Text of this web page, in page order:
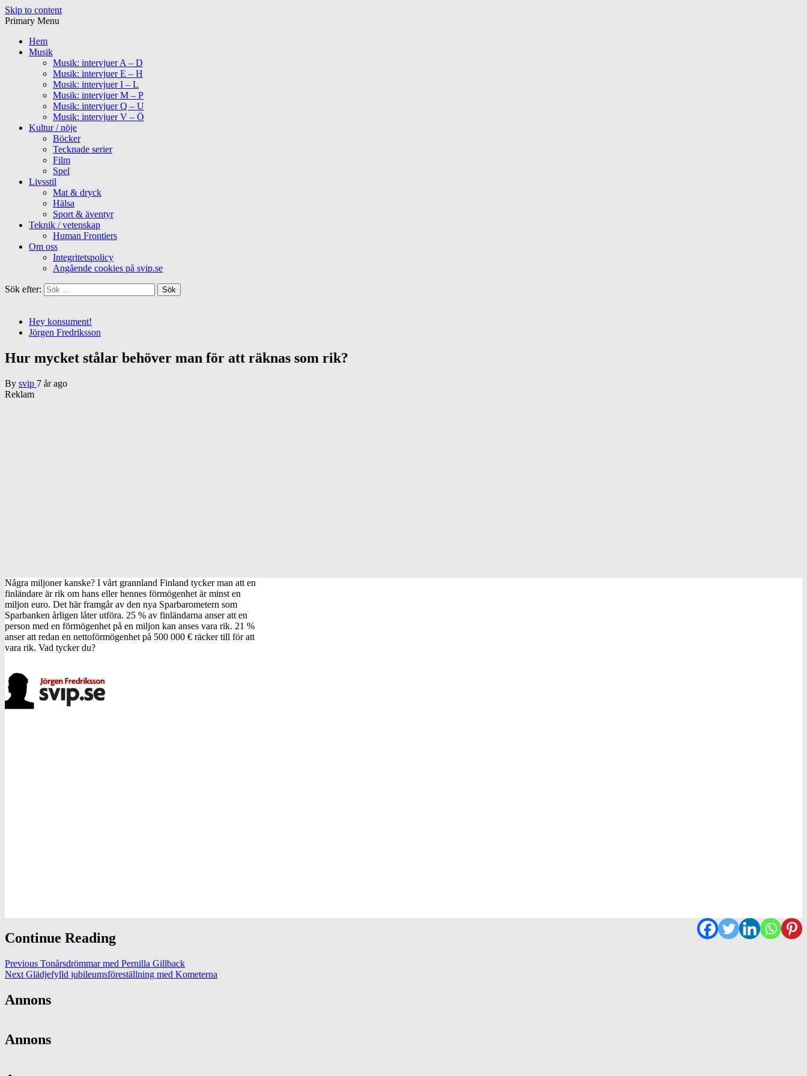
Skip to content
Primary Menu
Hem
Musik
Musik: intervjuer A – D
Musik: intervjuer E – H
Musik: intervjuer I – L
Musik: intervjuer M – P
Musik: intervjuer Q – U
Musik: intervjuer V – Ö
Kultur / nöje
Böcker
Tecknade serier
Film
Spel
Livsstil
Mat & dryck
Hälsa
Sport & äventyr
Teknik / vetenskap
Human Frontiers
Om oss
Integritetspolicy
Angående cookies på svip.se
Sök efter:
Hey konsument!
Jörgen Fredriksson
Hur mycket stålar behöver man för att räknas som rik?
By svip 7 år ago
Reklam
Några miljoner kanske? I vårt grannland Finland tycker man att en
finländare är rik om hans eller hennes förmögenhet är minst en
miljon euro. Det här framgår av den nya Sparbarometern som
Sparbanken årligen låter utföra. 25 % av finländarna anser att en
person med en förmögenhet på en miljon kan anses vara rik. 21 %
anser att redan en nettoförmögenhet på 500 000 € räcker till för att
vara rik. Vad tycker du?
Continue Reading
Previous Tonårsdrömmar med Pernilla Gillback
Next Glädjefylld jubileumsföreställning med Kometerna
Annons
Annons